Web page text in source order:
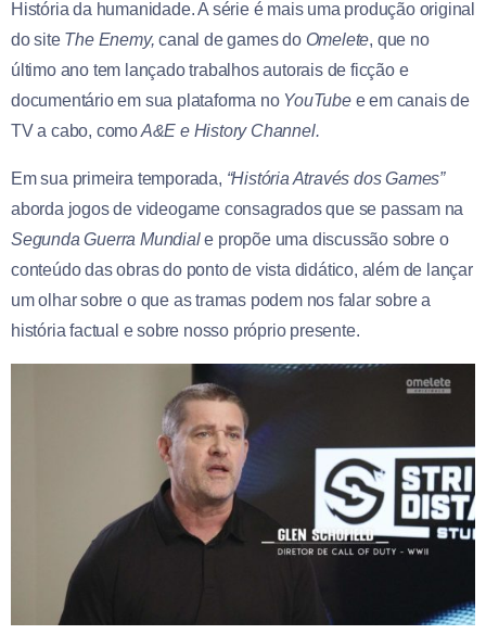
História da humanidade. A série é mais uma produção original
do site The Enemy, canal de games do Omelete, que no
último ano tem lançado trabalhos autorais de ficção e
documentário em sua plataforma no YouTubee em canais de
TV a cabo, comoA&E e History Channel.
Em sua primeira temporada, “História Através dos Games”
aborda jogos de videogame consagrados que se passam na
Segunda Guerra Mundiale propõe uma discussão sobre o
conteúdo das obras do ponto de vista didático, além de lançar
um olhar sobre o que as tramas podem nos falar sobre a
história factual e sobre nosso próprio presente.